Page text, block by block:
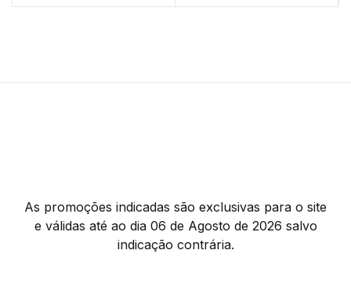
As promoções indicadas são exclusivas para o site
e válidas até ao dia 06 de Agosto de 2026 salvo
indicação contrária.